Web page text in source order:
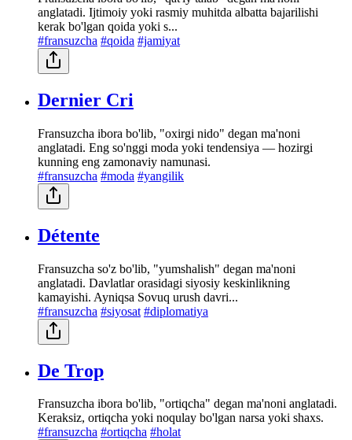
anglatadi. Ijtimoiy yoki rasmiy muhitda albatta bajarilishi
kerak bo'lgan qoida yoki s...
#fransuzcha #qoida #jamiyat
Dernier Cri
Fransuzcha ibora bo'lib, "oxirgi nido" degan ma'noni
anglatadi. Eng so'nggi moda yoki tendensiya — hozirgi
kunning eng zamonaviy namunasi.
#fransuzcha #moda #yangilik
Détente
Fransuzcha so'z bo'lib, "yumshalish" degan ma'noni
anglatadi. Davlatlar orasidagi siyosiy keskinlikning
kamayishi. Ayniqsa Sovuq urush davri...
#fransuzcha #siyosat #diplomatiya
De Trop
Fransuzcha ibora bo'lib, "ortiqcha" degan ma'noni anglatadi.
Keraksiz, ortiqcha yoki noqulay bo'lgan narsa yoki shaxs.
#fransuzcha #ortiqcha #holat